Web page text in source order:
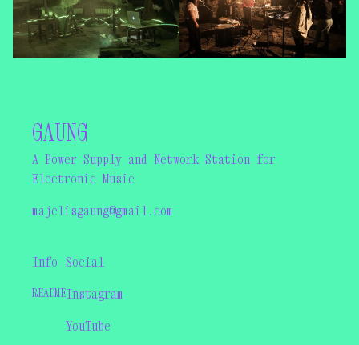
GAUNG
A Power Supply and Network Station for
Electronic Music
majelisgaung@gmail.com
Info
README
Social
Instagram
YouTube